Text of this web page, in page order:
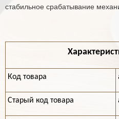
стабильное срабатывание
Код товара
Старый код товара